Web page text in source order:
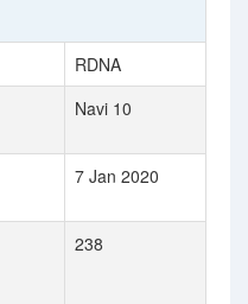
RDNA
Navi 10
7 Jan 2020
238